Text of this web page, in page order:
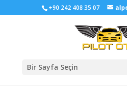
+90 242 408 35 07
Bir Sayfa Seçin